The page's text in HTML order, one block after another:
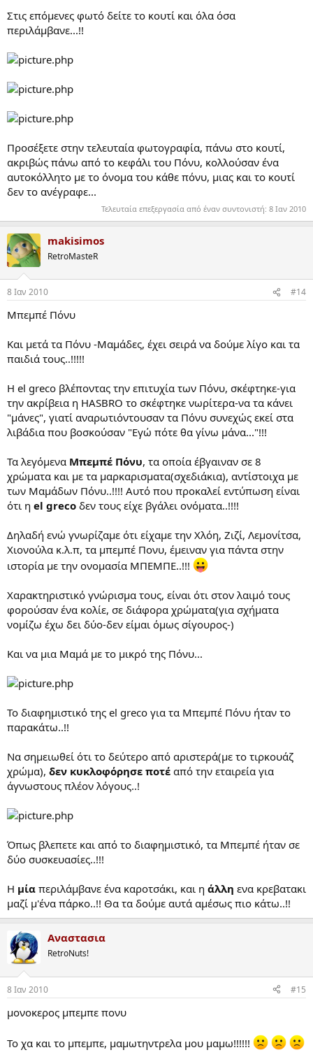
Στις επόμενες φωτό δείτε το κουτί και όλα όσα
περιλάμβανε...!!
Προσέξετε στην τελευταία φωτογραφία, πάνω στο κουτί,
ακριβώς πάνω από το κεφάλι του Πόνυ, κολλούσαν ένα
αυτοκόλλητο με το όνομα του κάθε πόνυ, μιας και το κουτί
δεν το ανέγραφε...
Τελευταία επεξεργασία από έναν συντονιστή: 8 Ιαν 2010
makisimos
RetroMasteR
8 Ιαν 2010 #14
Μπεμπέ Πόνυ
Και μετά τα Πόνυ -Μαμάδες, έχει σειρά να δούμε λίγο και τα
παιδιά τους..!!!!!
Η el greco βλέποντας την επιτυχία των Πόνυ, σκέφτηκε-για
την ακρίβεια η HASBRO το σκέφτηκε νωρίτερα-να τα κάνει
"μάνες", γιατί αναρωτιόντουσαν τα Πόνυ συνεχώς εκεί στα
λιβάδια που βοσκούσαν "Εγώ πότε θα γίνω μάνα..."!!!
Τα λεγόμενα Μπεμπέ Πόνυ, τα οποία έβγαιναν σε 8
χρώματα και με τα μαρκαρισματα(σχεδιάκια), αντίστοιχα με
των Μαμάδων Πόνυ..!!!! Αυτό που προκαλεί εντύπωση είναι
ότι η el greco δεν τους είχε βγάλει ονόματα..!!!!
Δηλαδή ενώ γνωρίζαμε ότι είχαμε την Χλόη, Ζιζί, Λεμονίτσα,
Χιονούλα κ.λ.π, τα μπεμπέ Πονυ, έμειναν για πάντα στην
ιστορία με την ονομασία ΜΠΕΜΠΕ..!!!
Χαρακτηριστικό γνώρισμα τους, είναι ότι στον λαιμό τους
φορούσαν ένα κολίε, σε διάφορα χρώματα(για σχήματα
νομίζω έχω δει δύο-δεν είμαι όμως σίγουρος-)
Και να μια Μαμά με το μικρό της Πόνυ...
To διαφημιστικό της el greco για τα Μπεμπέ Πόνυ ήταν το
παρακάτω..!!
Να σημειωθεί ότι το δεύτερο από αριστερά(με το τιρκουάζ
χρώμα), δεν κυκλοφόρησε ποτέ από την εταιρεία για
άγνωστους πλέον λόγους..!
Όπως βλεπετε και από το διαφημιστικό, τα Μπεμπέ ήταν σε
δύο συσκευασίες..!!!
Η μία περιλάμβανε ένα καροτσάκι, και η άλλη ενα κρεβατακι
μαζί μ'ένα πάρκο..!! Θα τα δούμε αυτά αμέσως πιο κάτω..!!
Αναστασια
RetroNuts!
8 Ιαν 2010 #15
μονοκερος μπεμπε πονυ
Το χα και το μπεμπε, μαμωτηντρελα μου μαμω!!!!!!